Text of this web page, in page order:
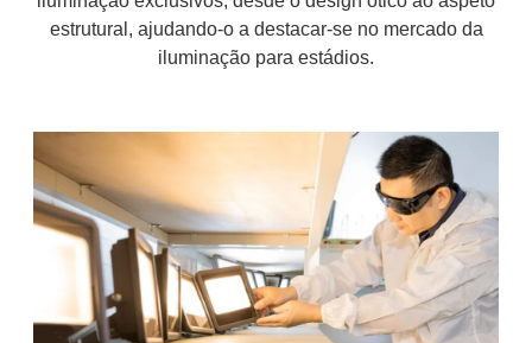
estrutural, ajudando-o a destacar-se no mercado da
iluminação para estádios.